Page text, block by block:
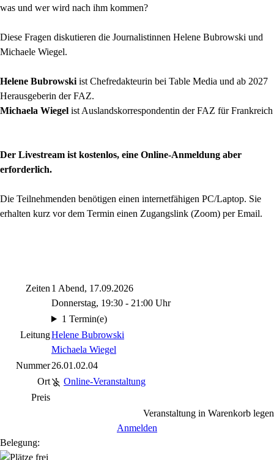
was und wer wird nach ihm kommen?
Diese Fragen diskutieren die Journalistinnen Helene Bubrowski und
Michaele Wiegel.
Helene Bubrowski ist Chefredakteurin bei Table Media und ab 2027
Herausgeberin der FAZ.
Michaela Wiegel ist Auslandskorrespondentin der FAZ für Frankreich
Der Livestream ist kostenlos, eine Online-Anmeldung aber
erforderlich.
Die Teilnehmenden benötigen einen internetfähigen PC/Laptop. Sie
erhalten kurz vor dem Termin einen Zugangslink (Zoom) per Email.
Zeiten 1 Abend, 17.09.2026
Donnerstag, 19:30 - 21:00 Uhr
1 Termin(e)
LeitungHelene Bubrowski
Michaela Wiegel
Nummer26.01.02.04
Ort
Online-Veranstaltung
Preis
Veranstaltung in Warenkorb legen
Anmelden
Belegung: